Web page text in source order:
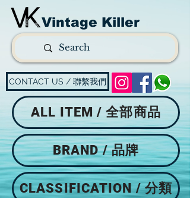
Vintage Killer
CONTACT US / 聯繫我們
ALL ITEM / 全部商品
BRAND / 品牌
CLASSIFICATION / 分類